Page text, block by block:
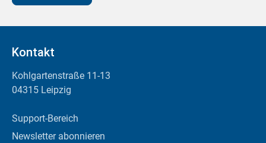
Kontakt
Kohlgartenstraße 11-13
04315 Leipzig
Support-Bereich
Newsletter abonnieren